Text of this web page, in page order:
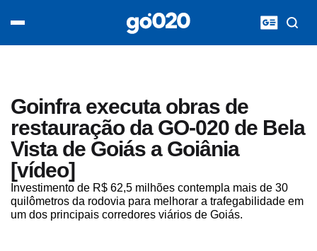
Goinfra executa obras de
restauração da GO-020 de Bela
Vista de Goiás a Goiânia
[vídeo]
Investimento de R$ 62,5 milhões contempla mais de 30
quilômetros da rodovia para melhorar a trafegabilidade em
um dos principais corredores viários de Goiás.
acontece agora
entretenimento
vídeos
pod020